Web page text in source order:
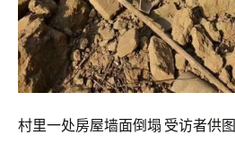
村里一处房屋墙面倒塌 受访者供图